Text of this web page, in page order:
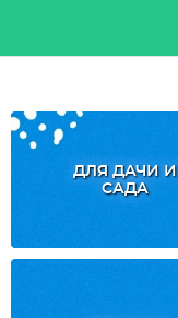
ДЛЯ ДАЧИ И
САДА